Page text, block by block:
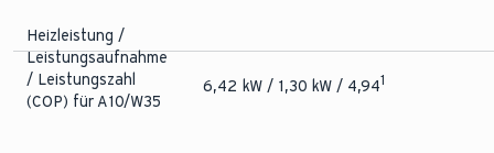
Heizleistung /
Leistungsaufnahme
/ Leistungszahl
(COP) für A10/W35
6,42 kW / 1,30 kW / 4,941